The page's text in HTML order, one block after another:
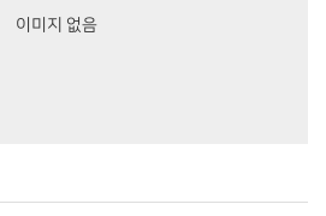
이미지 없음